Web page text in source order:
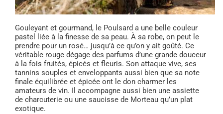
Gouleyant et gourmand, le Poulsard a une belle couleur
pastel liée à la finesse de sa peau. À sa robe, on peut le
prendre pour un rosé… jusqu’à ce qu’on y ait goûté. Ce
véritable rouge dégage des parfums d’une grande douceur
à la fois fruités, épicés et fleuris. Son attaque vive, ses
tannins souples et enveloppants aussi bien que sa note
finale équilibrée et épicée ont le don charmer les
amateurs de vin. Il accompagne aussi bien une assiette
de charcuterie ou une saucisse de Morteau qu’un plat
exotique.